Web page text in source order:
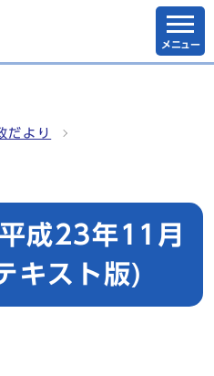
メニュー
だより
成23年11月
キスト版)